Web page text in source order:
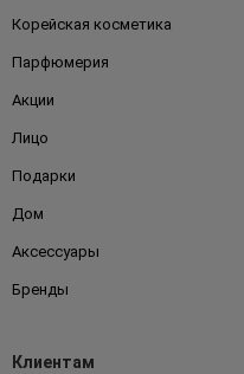
Корейская косметика
Парфюмерия
Акции
Лицо
Подарки
Дом
Аксессуары
Бренды
Клиентам